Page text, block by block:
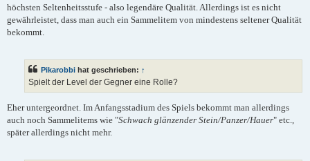
höchsten Seltenheitsstufe - also legendäre Qualität. Allerdings ist es nicht
gewährleistet, dass man auch ein Sammelitem von mindestens seltener Qualität
bekommt.
Pikarobbi hat geschrieben: ↑
Spielt der Level der Gegner eine Rolle?
Eher untergeordnet. Im Anfangsstadium des Spiels bekommt man allerdings
auch noch Sammelitems wie "Schwach glänzender Stein/Panzer/Hauer" etc.,
später allerdings nicht mehr.